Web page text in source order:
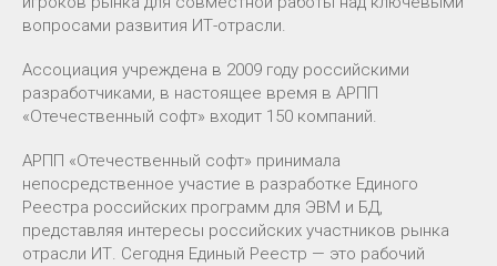
вопросами развития ИТ-отрасли.
Ассоциация учреждена в 2009 году российскими
разработчиками, в настоящее время в АРПП
«Отечественный софт» входит 150 компаний.
АРПП «Отечественный софт» принимала
непосредственное участие в разработке Единого
Реестра российских программ для ЭВМ и БД,
представляя интересы российских участников рынка
отрасли ИТ. Сегодня Единый Реестр — это рабочий